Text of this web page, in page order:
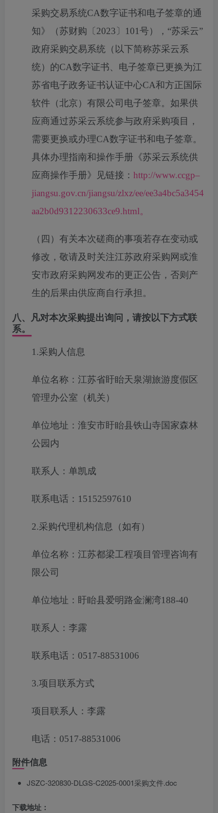
采购交易系统CA数字证书和电子签章的通
知》（苏财购〔2023〕101号），“苏采云”
政府采购交易系统（以下简称苏采云系
统）的CA数字证书、电子签章已更换为江
苏省电子政务证书认证中心CA和方正国际
软件（北京）有限公司电子签章。如果供
应商通过苏采云系统参与政府采购项目，
需要更换或办理CA数字证书和电子签章。
具体办理指南和操作手册《苏采云系统供
应商操作手册》见链接： http://www.ccgp–
jiangsu.gov.cn/jiangsu/zlxz/ee/ee3a4bc5a3454
aa2b0d9312230633ce9.html。
（四） 有关本次磋商的事项若存在变动或
修改，敬请及时关注江苏政府采购网或淮
安市政府采购网发布的更正公告，否则产
生的后果由供应商自行承担。
八、凡对本次采购提出询问，请按以下方式联
系。
1.采购人信息
单位名称：江苏省盱眙天泉湖旅游度假区
管理办公室（机关）
单位地址：淮安市盱眙县铁山寺国家森林
公园内
联系人：单凯成
联系电话：15152597610
2.采购代理机构信息（如有）
单位名称：江苏都梁工程项目管理咨询有
限公司
单位地址：盱眙县爱明路金澜湾188-40
联系人：李露
联系电话：0517-88531006
3.项目联系方式
项目联系人：李露
电话：0517-88531006
附件信息
JSZC-320830-DLGS-C2025-0001采购文件.doc
下载地址：